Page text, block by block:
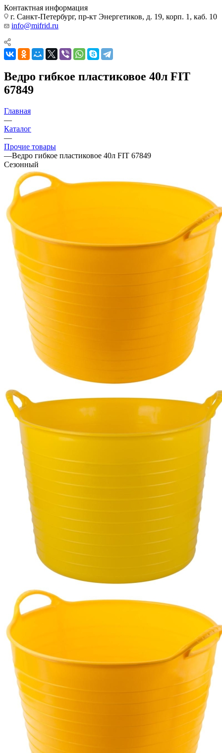
Контактная информация
г. Санкт-Петербург, пр-кт Энергетиков, д. 19, корп. 1, каб. 10
info@mifrid.ru
Ведро гибкое пластиковое 40л FIT
67849
Главная
—
Каталог
—
Прочие товары
—Ведро гибкое пластиковое 40л FIT 67849
Сезонный